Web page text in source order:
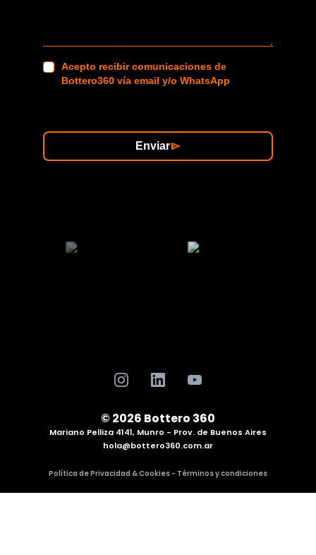
Acepto recibir comunicaciones de
Bottero360 vía email y/o WhatsApp
Enviar
© 2026 Bottero 360
Mariano Pelliza 4141, Munro - Prov. de Buenos Aires
hola@bottero360.com.ar
Política de Privacidad & Cookies - Términos y condiciones